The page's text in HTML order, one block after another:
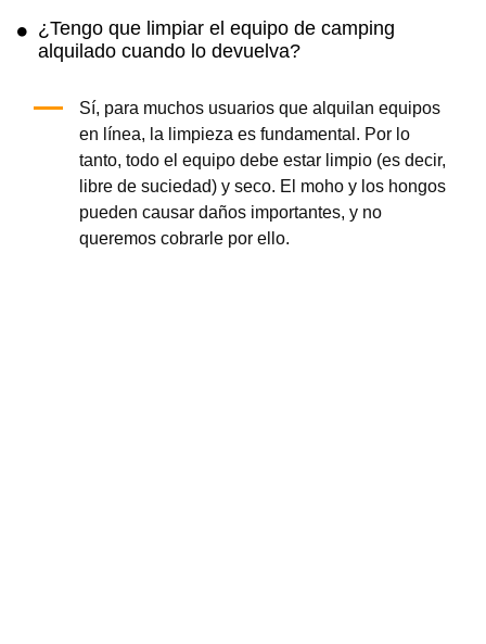
¿Tengo que limpiar el equipo de camping
alquilado cuando lo devuelva?
Sí, para muchos usuarios que alquilan equipos
en línea, la limpieza es fundamental. Por lo
tanto, todo el equipo debe estar limpio (es decir,
libre de suciedad) y seco. El moho y los hongos
pueden causar daños importantes, y no
queremos cobrarle por ello.